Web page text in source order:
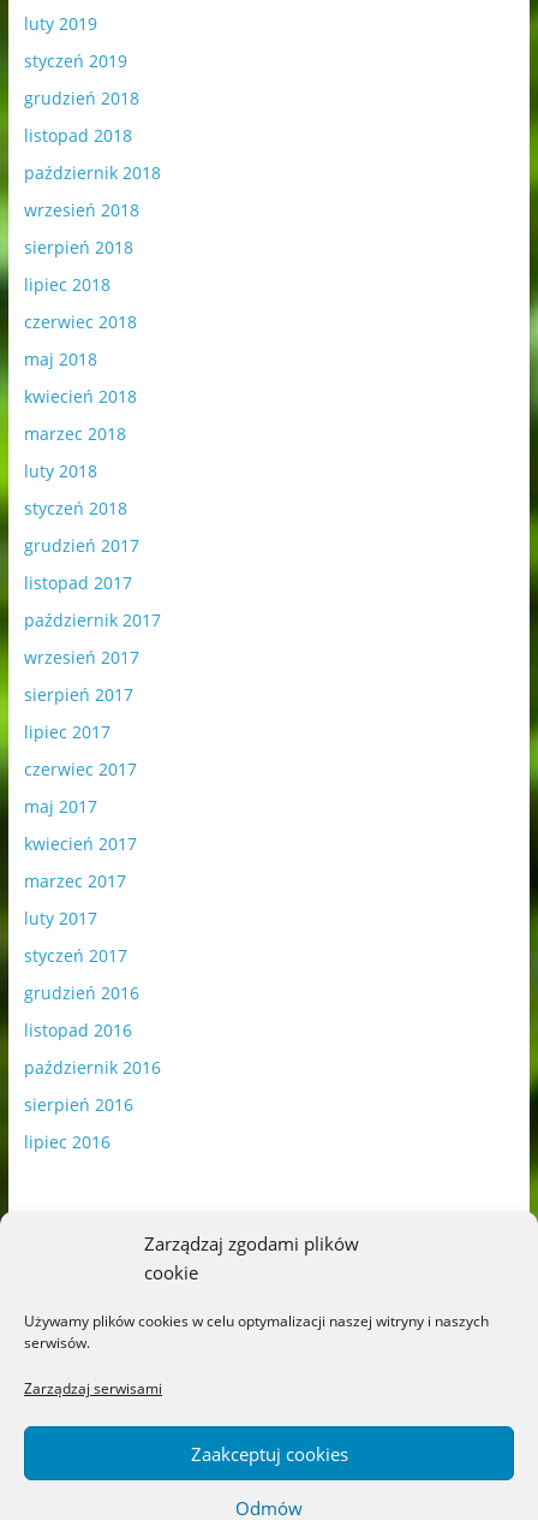
Zarządzaj zgodami plików
cookie
Używamy plików cookies w celu optymalizacji naszej witryny i naszych
serwisów.
Zarządzaj serwisami
Zaakceptuj cookies
Odmów
luty 2019
styczeń 2019
grudzień 2018
listopad 2018
październik 2018
wrzesień 2018
sierpień 2018
lipiec 2018
czerwiec 2018
maj 2018
kwiecień 2018
marzec 2018
luty 2018
styczeń 2018
grudzień 2017
listopad 2017
październik 2017
wrzesień 2017
sierpień 2017
lipiec 2017
czerwiec 2017
maj 2017
kwiecień 2017
marzec 2017
luty 2017
styczeń 2017
grudzień 2016
listopad 2016
październik 2016
sierpień 2016
lipiec 2016